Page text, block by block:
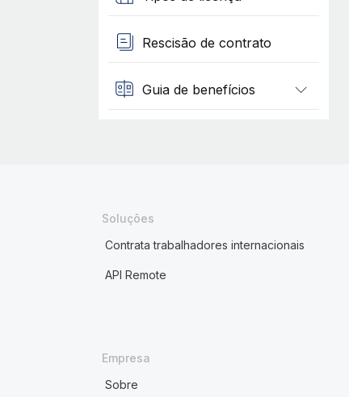
Rescisão de contrato
Guia de benefícios
Soluções
Contrata trabalhadores internacionais
API Remote
Empresa
Sobre